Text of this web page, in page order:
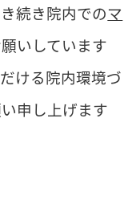
続き院内でのマ
いしています
ける院内環境づ
申し上げます